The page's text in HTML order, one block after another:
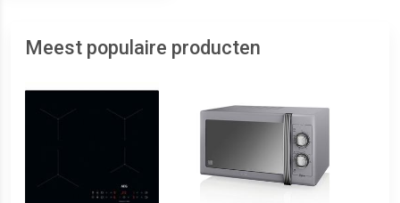
Meest populaire producten